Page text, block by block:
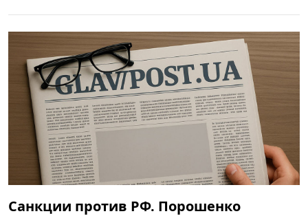
Санкции против РФ. Порошенко